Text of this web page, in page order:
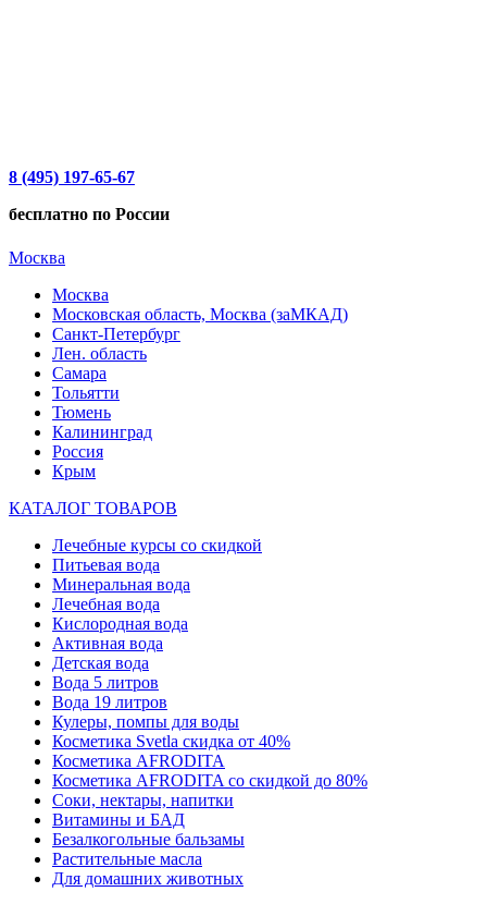
8 (495) 197-65-67
бесплатно по России
Москва
Москва
Московская область, Москва (заМКАД)
Санкт-Петербург
Лен. область
Самара
Тольятти
Тюмень
Калининград
Россия
Крым
КАТАЛОГ ТОВАРОВ
Лечебные курсы со скидкой
Питьевая вода
Минеральная вода
Лечебная вода
Кислородная вода
Активная вода
Детская вода
Вода 5 литров
Вода 19 литров
Кулеры, помпы для воды
Косметика Svetla скидка от 40%
Косметика AFRODITA
Косметика AFRODITA со скидкой до 80%
Соки, нектары, напитки
Витамины и БАД
Безалкогольные бальзамы
Растительные масла
Для домашних животных